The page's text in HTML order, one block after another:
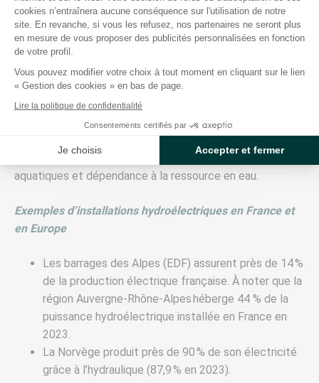
Produite grâce à la force de l’eau (chutes, courants,
retenues), l’hydroélectricité est une source pilotable,
particulièrement adaptée aux besoins deflexibilité du
réseau.
❎ Avantages de l’hydroélectrique : rendement élevé et
stockage possible via stations de pompage (STEP).
❌ Limites de l’hydroélectrique : impacts sur les milieux
aquatiques et dépendance à la ressource en eau.
Exemples d’installations hydroélectriques en France et
en Europe
Les barrages des Alpes (EDF) assurent près de 14 %
de la production électrique française. À noter que la
région Auvergne-Rhône-Alpes héberge 44 % de la
puissance hydroélectrique installée en France en
2023.
La Norvège produit près de 90 % de son électricité
grâce à l’hydraulique (87,9 % en 2023).
cookies n’entraînera aucune conséquence sur l'utilisation de notre
site. En revanche, si vous les refusez, nos partenaires ne seront plus
en mesure de vous proposer des publicités personnalisées en fonction
de votre profil.
Vous pouvez modifier votre choix à tout moment en cliquant sur le lien
« Gestion des cookies » en bas de page.
Lire la politique de confidentialité
Consentements certifiés par
Je choisis Accepter et fermer